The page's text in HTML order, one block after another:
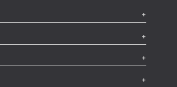
Sloupek,Pozvánka,Literární soutěž,